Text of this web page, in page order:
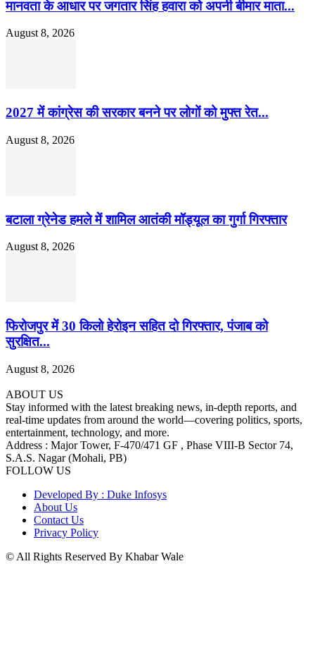
मानवता के आधार पर जगतार सिंह हवारा को अपनी बीमार माता...
August 8, 2026
2027 में कांग्रेस की सरकार बनने पर लोगों को मुफ्त रेत...
August 8, 2026
बटाला ग्रेनेड हमले में शामिल आतंकी मॉड्यूल का गुर्गा गिरफ्तार
August 8, 2026
फिरोजपुर में 30 किलो हेरोइन सहित दो गिरफ्तार, पंजाब को
सुरक्षित...
August 8, 2026
ABOUT US
Stay informed with the latest breaking news, in-depth reports, and
real-time updates from around the world—covering politics, sports,
entertainment, technology, and more.
Address : Major Tower, F-470/471 GF , Phase VIII-B Sector 74,
S.A.S. Nagar (Mohali, PB)
FOLLOW US
Developed By : Duke Infosys
About Us
Contact Us
Privacy Policy
© All Rights Reserved By Khabar Wale